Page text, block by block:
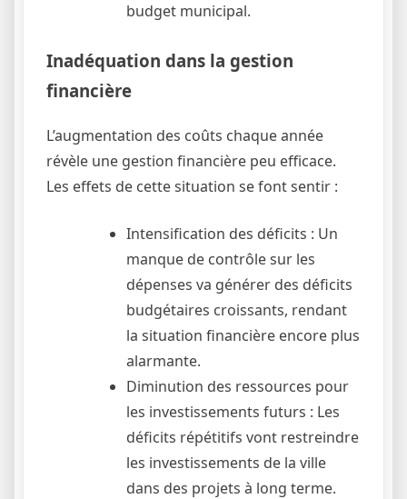
budget municipal.
Inadéquation dans la gestion
financière
L’augmentation des coûts chaque année
révèle une gestion financière peu efficace.
Les effets de cette situation se font sentir :
Intensification des déficits : Un
manque de contrôle sur les
dépenses va générer des déficits
budgétaires croissants, rendant
la situation financière encore plus
alarmante.
Diminution des ressources pour
les investissements futurs : Les
déficits répétitifs vont restreindre
les investissements de la ville
dans des projets à long terme.